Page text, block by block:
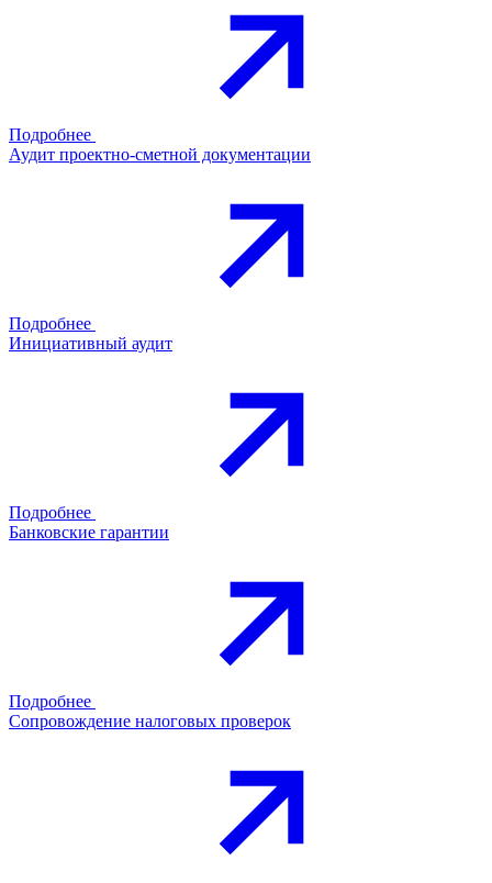
Подробнее
Аудит проектно-сметной документации
Подробнее
Инициативный аудит
Подробнее
Банковские гарантии
Подробнее
Сопровождение налоговых проверок